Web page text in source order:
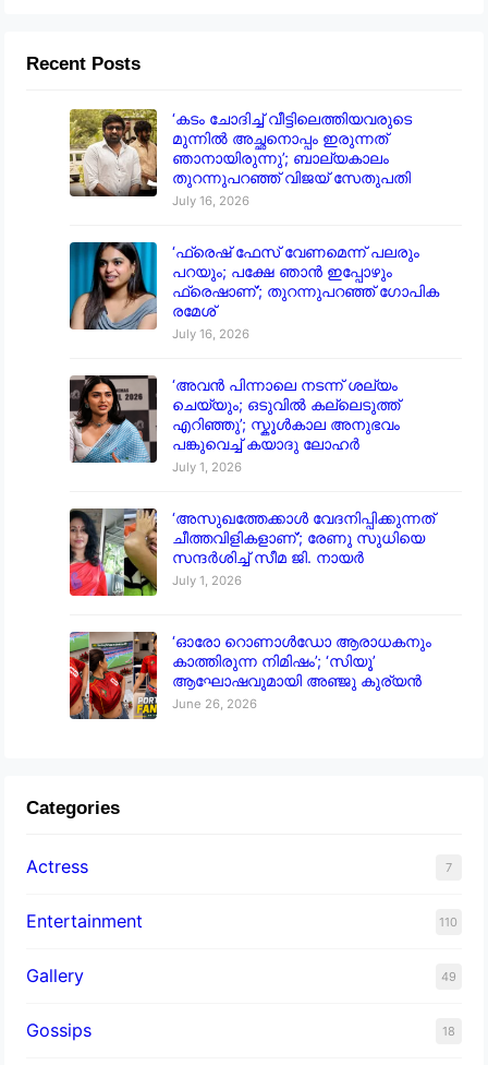
Recent Posts
‘കടം ചോദിച്ച് വീട്ടിലെത്തിയവരുടെ
മുന്നിൽ അച്ഛനൊപ്പം ഇരുന്നത്
ഞാനായിരുന്നു’; ബാല്യകാലം
തുറന്നുപറഞ്ഞ് വിജയ് സേതുപതി
July 16, 2026
‘ഫ്രെഷ് ഫേസ് വേണമെന്ന് പലരും
പറയും; പക്ഷേ ഞാൻ ഇപ്പോഴും
ഫ്രെഷാണ്’; തുറന്നുപറഞ്ഞ് ഗോപിക
രമേശ്
July 16, 2026
‘അവൻ പിന്നാലെ നടന്ന് ശല്യം
ചെയ്യും; ഒടുവിൽ കല്ലെടുത്ത്
എറിഞ്ഞു’; സ്കൂൾകാല അനുഭവം
പങ്കുവെച്ച് കയാദു ലോഹർ
July 1, 2026
‘അസുഖത്തേക്കാൾ വേദനിപ്പിക്കുന്നത്
ചീത്തവിളികളാണ്’; രേണു സുധിയെ
സന്ദർശിച്ച് സീമ ജി. നായർ
July 1, 2026
‘ഓരോ റൊണാൾഡോ ആരാധകനും
കാത്തിരുന്ന നിമിഷം’; ‘സിയൂ’
ആഘോഷവുമായി അഞ്ജു കുര്യൻ
June 26, 2026
Categories
Actress 7
Entertainment 110
Gallery 49
Gossips 18